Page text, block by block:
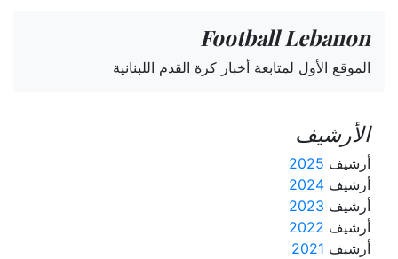
Football Lebanon
الموقع الأول لمتابعة أخبار كرة القدم اللبنانية
الأرشيف
أرشيف 2025
أرشيف 2024
أرشيف 2023
أرشيف 2022
أرشيف 2021